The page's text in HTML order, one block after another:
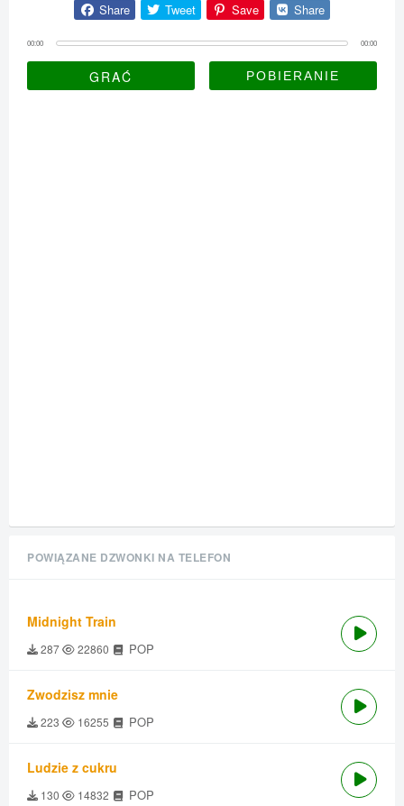
Share Tweet Save Share
00:00 00:00
GRAĆ
POWIĄZANE DZWONKI NA TELEFON
Midnight Train
287 22860 POP
Zwodzisz mnie
223 16255 POP
Ludzie z cukru
130 14832 POP